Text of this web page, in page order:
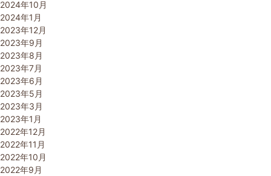
2024年10月
2024年1月
2023年12月
2023年9月
2023年8月
2023年7月
2023年6月
2023年5月
2023年3月
2023年1月
2022年12月
2022年11月
2022年10月
2022年9月